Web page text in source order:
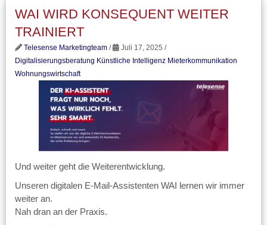
KONTAKT
LOGIN
WAI WIRD KONSEQUENT WEITER
TRAINIERT
Telesense Marketingteam /
Juli 17, 2025 /
Digitalisierungsberatung Künstliche Intelligenz Mieterkommunikation
Wohnungswirtschaft
Und weiter geht die Weiterentwicklung.
Unseren digitalen E-Mail-Assistenten WAI lernen wir immer
weiter an.
Nah dran an der Praxis.